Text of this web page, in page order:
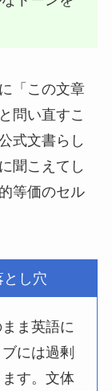
「この文章
問い直すこ
式文書らし
聞こえてし
等価のセル
し穴
ま英語に
には過剰
す。文体